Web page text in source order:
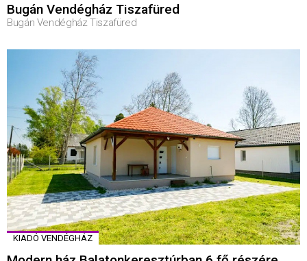
Bugán Vendégház Tiszafüred
Bugán Vendégház Tiszafüred
KIADÓ VENDÉGHÁZ